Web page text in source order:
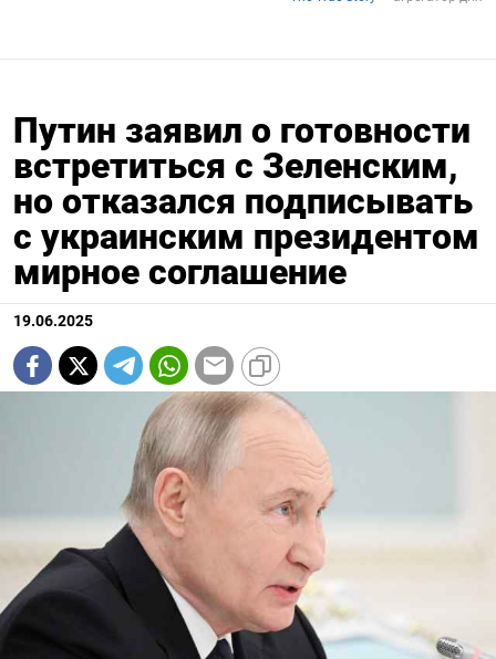
Путин заявил о готовности
встретиться с Зеленским,
но отказался подписывать
с украинским президентом
мирное соглашение
19.06.2025